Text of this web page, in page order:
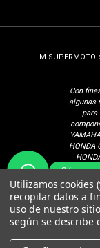
¿Cómo
M
Con
algunas
para
HONDA
de
marca
una
de
Utilizamos cookies
recopilar datos a
uso de nuestro
según se describe